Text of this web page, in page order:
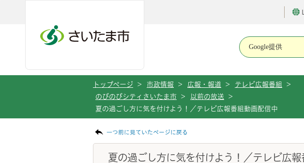
トップページ > 市政情報 > 広報・報道 > テレビ広報番組
>
のびのびシティさいたま市
> 以前の放送
>
夏の過ごし方に気を付けよう！／テレビ広報番組動画配信中
一つ前に見ていたページに戻る
夏の過ごし方に気を付けよう！／テレビ広